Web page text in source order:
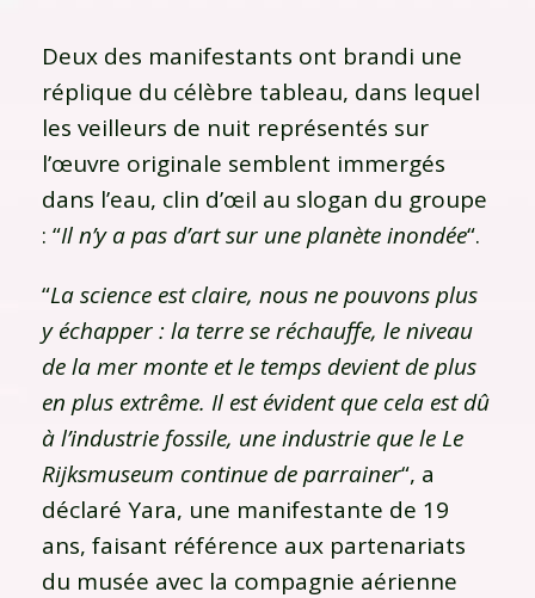
Deux des manifestants ont brandi une
réplique du célèbre tableau, dans lequel
les veilleurs de nuit représentés sur
l’œuvre originale semblent immergés
dans l’eau, clin d’œil au slogan du groupe
: “Il n’y a pas d’art sur une planète inondée“.
“La science est claire, nous ne pouvons plus
y échapper : la terre se réchauffe, le niveau
de la mer monte et le temps devient de plus
en plus extrême. Il est évident que cela est dû
à l’industrie fossile, une industrie que le Le
Rijksmuseum continue de parrainer“, a
déclaré Yara, une manifestante de 19
ans, faisant référence aux partenariats
du musée avec la compagnie aérienne